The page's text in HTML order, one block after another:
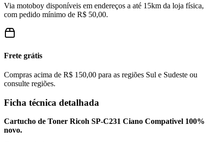
Via motoboy disponíveis em endereços a até 15km da loja física,
com pedido mínimo de R$ 50,00.
Frete grátis
Compras acima de R$ 150,00 para as regiões Sul e Sudeste ou
consulte regiões.
Ficha técnica detalhada
Cartucho de Toner Ricoh SP-C231 Ciano Compativel 100%
novo.